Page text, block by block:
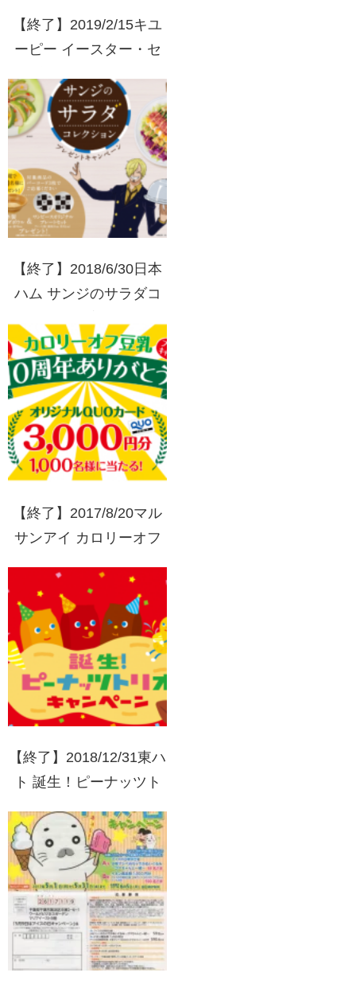
【終了】2019/2/15キユ
ーピー イースター・セ
ピー プレミアム貸切ナ
イト ご招待キャンペー
ン
【終了】2018/6/30日本
ハム サンジのサラダコ
ャンペーン
【終了】2017/8/20マル
サンアイ カロリーオフ
ャンペーン
【終了】2018/12/31東ハ
ト 誕生！ピーナッツト